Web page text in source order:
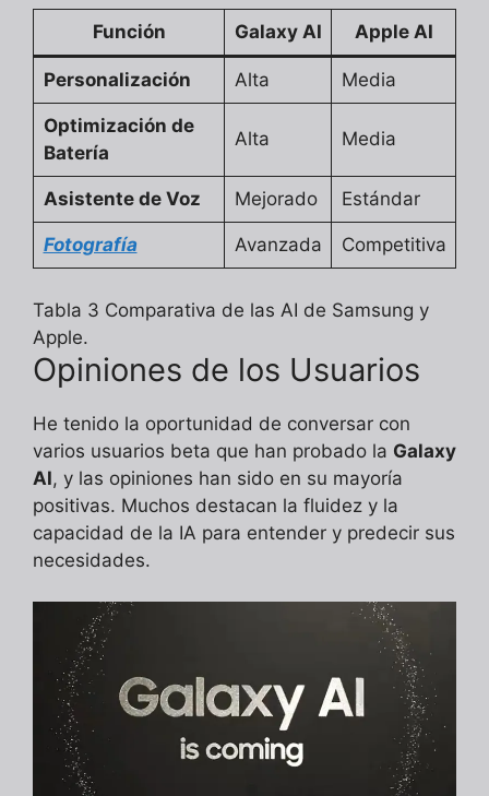
Función Galaxy AI Apple AI
Personalización Alta Media
Optimización de
Batería
Alta Media
Asistente de Voz Mejorado Estándar
Fotografía Avanzada Competitiva
Tabla 3 Comparativa de las AI de Samsung y
Apple.
Opiniones de los Usuarios
He tenido la oportunidad de conversar con
varios usuarios beta que han probado la Galaxy
AI, y las opiniones han sido en su mayoría
positivas. Muchos destacan la fluidez y la
capacidad de la IA para entender y predecir sus
necesidades.